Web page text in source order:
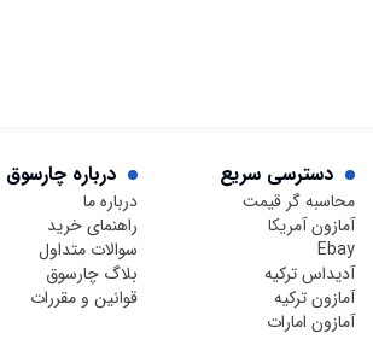
دسترسی سریع
محاسبه گر قیمت
آمازون آمریکا
Ebay
آدیداس ترکیه
آمازون ترکیه
آمازون امارات
درباره چارسوق
درباره ما
راهنمای خرید
سوالات متداول
بلاگ چارسوق
قوانین و مقررات